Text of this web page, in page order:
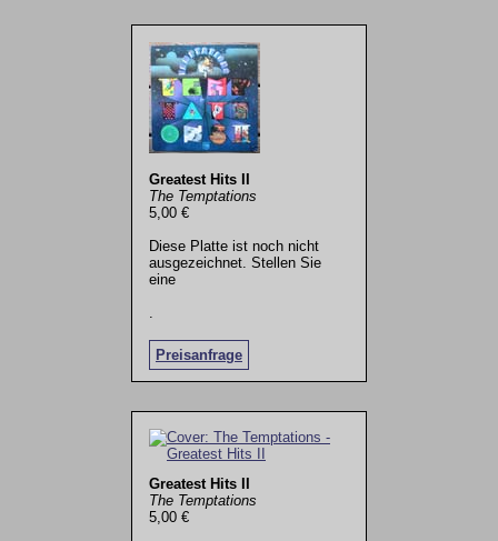
Greatest Hits II
The Temptations
5,00 €
Diese Platte ist noch nicht
ausgezeichnet. Stellen Sie
eine
Preisanfrage
Greatest Hits II
The Temptations
5,00 €